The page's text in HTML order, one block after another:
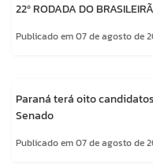
22º RODADA DO
Publicado em 07 de agosto de
Paraná terá oito
Senado
Publicado em 07 de agosto de